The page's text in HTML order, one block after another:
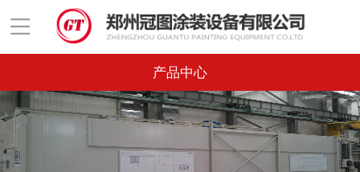
产品中心